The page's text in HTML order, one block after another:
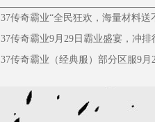
37传奇霸业“全民狂欢，海量材料送
​37传奇霸业9月29日霸业盛宴，冲排
37传奇霸业（经典服）部分区服9月